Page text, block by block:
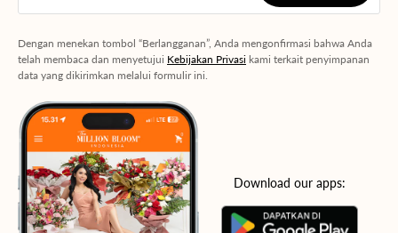
Dengan menekan tombol “Berlangganan”, Anda mengonfirmasi bahwa Anda
telah membaca dan menyetujui Kebijakan Privasi kami terkait penyimpanan
data yang dikirimkan melalui formulir ini.
Download our apps: